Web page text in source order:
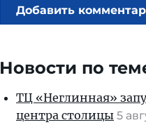
Добавить
Новости по
ТЦ «Неглинная»
центра столицы 5